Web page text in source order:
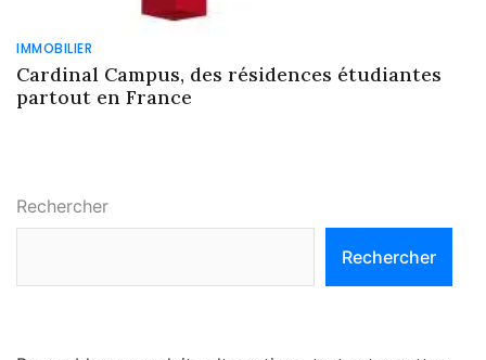
IMMOBILIER
Cardinal Campus, des résidences étudiantes
partout en France
Rechercher
Rechercher